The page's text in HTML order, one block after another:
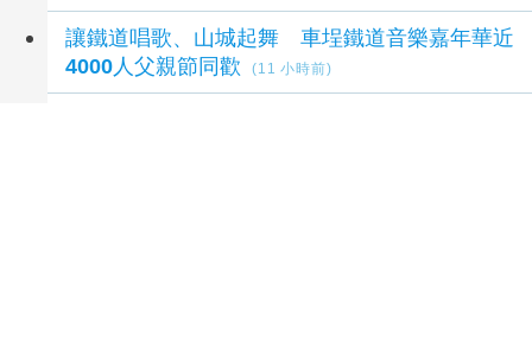
讓鐵道唱歌、山城起舞 車埕鐵道音樂嘉年華近
4000人父親節同歡
(11 小時前)